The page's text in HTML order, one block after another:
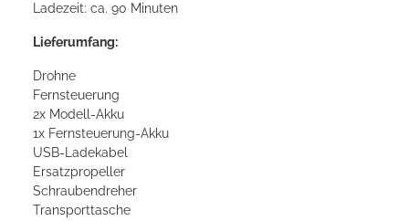
Ladezeit: ca. 90 Minuten
Lieferumfang:
Drohne
Fernsteuerung
2x Modell-Akku
1x Fernsteuerung-Akku
USB-Ladekabel
Ersatzpropeller
Schraubendreher
Transporttasche